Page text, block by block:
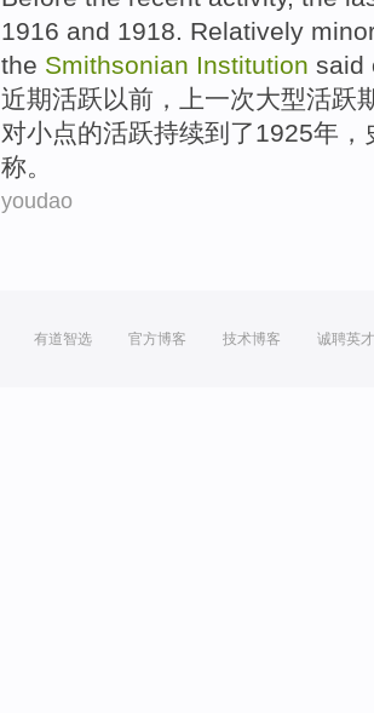
1916 and 1918. Relatively
the Smithsonian Institution said
近期活跃以前 ， 上一次大型活跃
对小点的活跃持续到了1925年，
称。
youdao
有道智选 官方博客 技术博客 诚聘英才